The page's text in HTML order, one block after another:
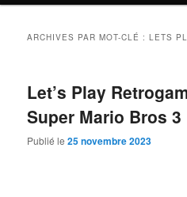
ARCHIVES PAR MOT-CLÉ :LETS
Let’s Play
Super Mario Bros 3
Publié le25 novembre 2023